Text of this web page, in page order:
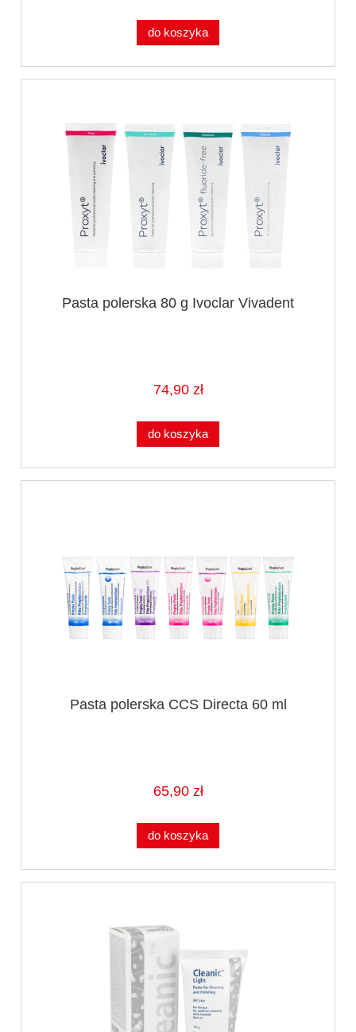
do koszyka
Pasta polerska 80 g Ivoclar Vivadent
74,90 zł
do koszyka
Pasta polerska CCS Directa 60 ml
65,90 zł
do koszyka